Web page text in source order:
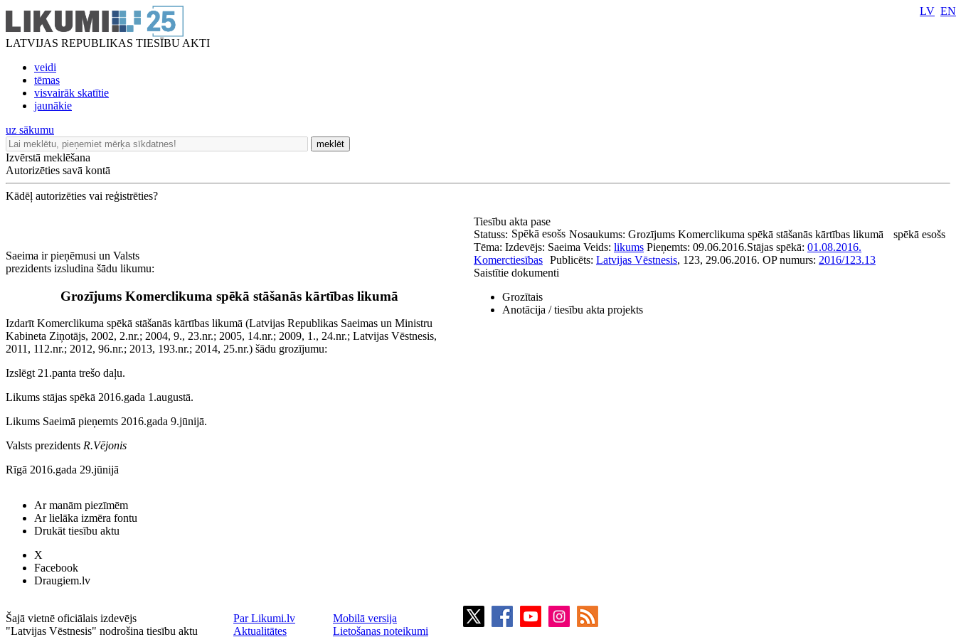
LATVIJAS REPUBLIKAS TIESĪBU AKTI
veidi
tēmas
visvairāk skatītie
jaunākie
LV EN
uz sākumu
meklēt
Izvērstā meklēšana
Autorizēties savā kontā
Kādēļ autorizēties vai reģistrēties?
Saeima ir pieņēmusi un Valsts
prezidents izsludina šādu likumu:
Grozījums Komerclikuma spēkā stāšanās kārtības likumā
Izdarīt Komerclikuma spēkā stāšanās kārtības likumā (Latvijas Republikas Saeimas un Ministru
Kabineta Ziņotājs, 2002, 2.nr.; 2004, 9., 23.nr.; 2005, 14.nr.; 2009, 1., 24.nr.; Latvijas Vēstnesis,
2011, 112.nr.; 2012, 96.nr.; 2013, 193.nr.; 2014, 25.nr.) šādu grozījumu:
Izslēgt 21.panta trešo daļu.
Likums stājas spēkā 2016.gada 1.augustā.
Likums Saeimā pieņemts 2016.gada 9.jūnijā.
Valsts prezidents R.Vējonis
Rīgā 2016.gada 29.jūnijā
Tiesību akta pase
Nosaukums: Grozījums Komerclikuma spēkā stāšanās kārtības likumā
Statuss: Spēkā esošs
spēkā esošs
Izdevējs: Saeima Veids: likums Pieņemts: 09.06.2016.Stājas spēkā: 01.08.2016.
Tēma:
Komerctiesības Publicēts: Latvijas Vēstnesis, 123, 29.06.2016. OP numurs: 2016/123.13
Saistītie dokumenti
Grozītais
Anotācija / tiesību akta projekts
Ar manām piezīmēm
Ar lielāka izmēra fontu
Drukāt tiesību aktu
X
Facebook
Draugiem.lv
Šajā vietnē oficiālais izdevējs
"Latvijas Vēstnesis" nodrošina tiesību aktu
Par Likumi.lv
Aktualitātes
Mobilā versija
Lietošanas noteikumi